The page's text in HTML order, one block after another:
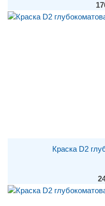
Краска D2